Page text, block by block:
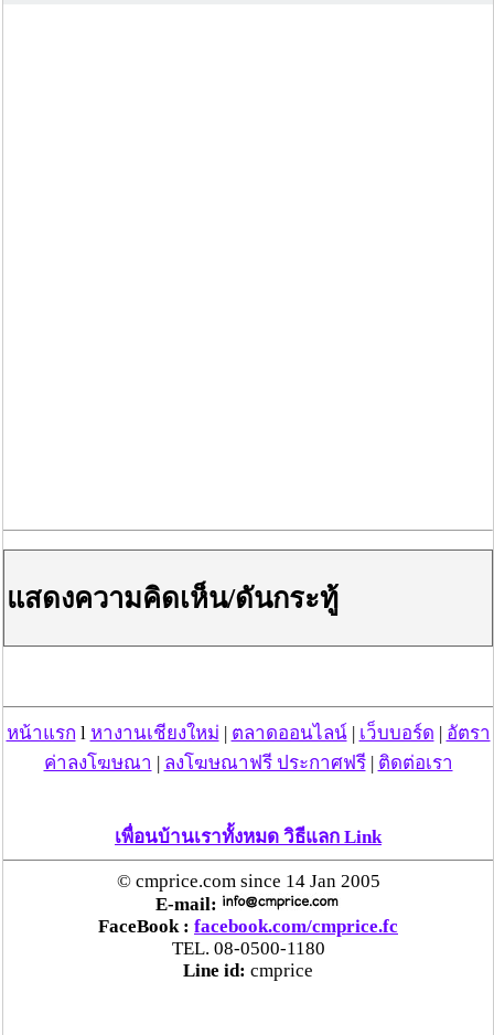
กระทู้/ข่าว อื่นๆ ที่น่าสนใจ ในเว็บไซต์ cmprice.com
ชื่นชม ตำรวจแม่ทาลำพูน ช่วยสาวลำพูนเหยื่อมิจฯ
หวิดสูญเงินเกือบสองแสน โชคดีรู้ตัวเร็ว! รีบแจ้งตร.
ตร.สภ.เมืองลำพูน ยึดยาบ้ากว่า 700 เม็ด หลังชาว
บ้านแจ้งพบถุงพลาสติกพันเทปสีดำต้องสงสัยในสวน
ลำไย
แม่สะเรียง ลุยตรวจ “สกุชชี่“ ของเล่นอันตราย พบไร้
มาตรฐานเสี่ยงอันตราย สั่งห้ามขาย-เตือนภัยผู้
ปกครองเฝ้าระวังบุตรหลาน
“ลาว” ส่ง “24 คนไทย” กลับประเทศผ่านด่าน
เชียงของ เพื่อดำเนินการตามกฎหมาย พบส่วนใหญ่มี
เอี่ยวแก๊งคอลเซ็นเตอร์
แสดงความคิดเห็น/ดันกระทู้
หน้าแรก l หางานเชียงใหม่ | ตลาดออนไลน์| เว็บบอร์ด | อัตรา
ค่าลงโฆษณา | ลงโฆษณาฟรี ประกาศฟรี| ติดต่อเรา
เพื่อนบ้านเราทั้งหมด วิธีแลก Link
© cmprice.com since 14 Jan 2005
E-mail:
FaceBook : facebook.com/cmprice.fc
TEL. 08-0500-1180
Line id: cmprice